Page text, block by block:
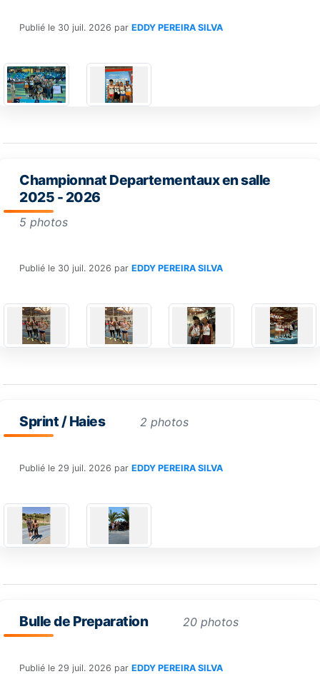
Publié le 30 juil. 2026 par EDDY PEREIRA SILVA
Championnat Departementaux en salle
2025 - 2026
5 photos
Publié le 30 juil. 2026 par EDDY PEREIRA SILVA
Sprint / Haies 2 photos
Publié le 29 juil. 2026 par EDDY PEREIRA SILVA
Bulle de Preparation 20 photos
Publié le 29 juil. 2026 par EDDY PEREIRA SILVA